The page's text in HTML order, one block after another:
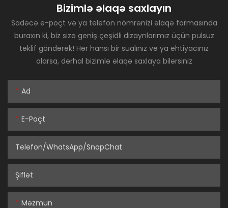
Bizimlə əlaqə saxlayın
Sadəcə e-poçt və ya telefon nömrənizi əlaqə formasında
buraxın ki, biz sizə geniş çeşidli dizaynlarımız üçün pulsuz
təklif göndərək! Hər hansı bir sualınız və ya ehtiyacınız
olarsa, dərhal bizimlə əlaqə saxlaya bilərsiniz
Ad
E-Poçt
Telefon/WhatsApp/SnapChat
Şiflət
Məzmun